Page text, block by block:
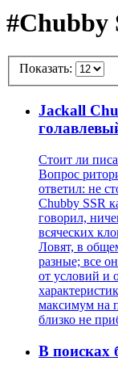
#Chubby
Показать:
Jackall
Стоит ли
Вопрос
ответил: не
Chubby SSR
говорил,
всяческих
Ловят, в
разные; все
от условий и
максимум на
близко не
В поисках